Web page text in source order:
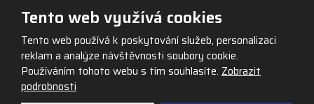
© 2026, Obchodní firma HANOUSEK s.r.o., vytvořila eBRÁNA s.r.o.
Mapa stránek |Podmínky použití
Tento web využívá cookies
Tento web používá k poskytování služeb, personalizaci
reklam a analýze návštěvnosti soubory cookie.
Používáním tohoto webu s tím souhlasíte. Zobrazit
podrobnosti